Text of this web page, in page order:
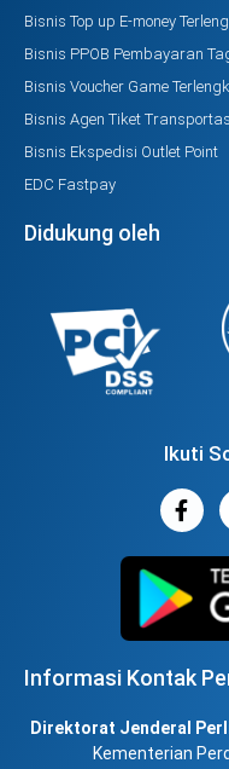
Bisnis Top up E-money
Bisnis PPOB Pembayaran
Bisnis Voucher Game
Bisnis Agen Tiket
Bisnis Ekspedisi Outlet Point
EDC Fastpay
Didukung oleh
Ikuti
Informasi Kontak
Direktorat Jenderal
Kementerian